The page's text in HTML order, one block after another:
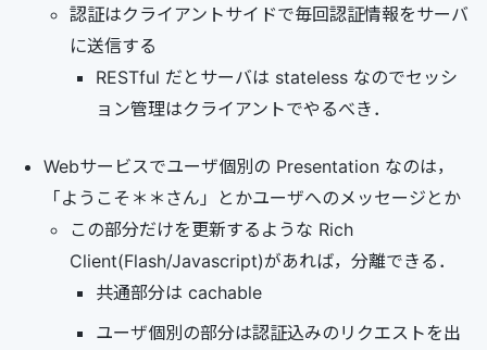
認証はクライアントサイドで毎回認証情報をサーバ
に送信する
RESTful だとサーバは stateless なのでセッシ
ョン管理はクライアントでやるべき．
Webサービスでユーザ個別の Presentation なのは，
「ようこそ＊＊さん」とかユーザへのメッセージとか
この部分だけを更新するような Rich
Client(Flash/Javascript)があれば，分離できる．
共通部分は cachable
ユーザ個別の部分は認証込みのリクエストを出